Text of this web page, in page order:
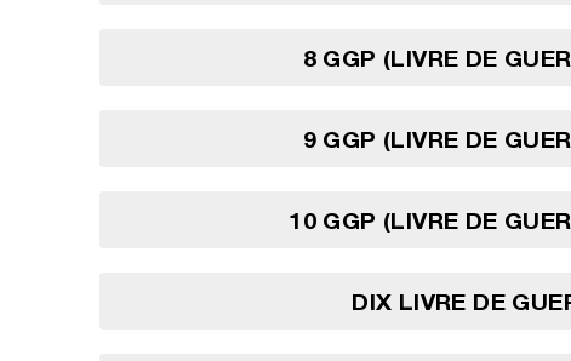
8 GGP (LIVRE DE
9 GGP (LIVRE DE
10 GGP (LIVRE DE
DIX LIVRE DE